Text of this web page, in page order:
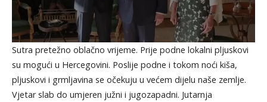
Sutra pretežno oblačno vrijeme. Prije podne lokalni pljuskovi
su mogući u Hercegovini. Poslije podne i tokom noći kiša,
pljuskovi i grmljavina se očekuju u većem dijelu naše zemlje.
Vjetar slab do umjeren južni i jugozapadni. Jutarnja